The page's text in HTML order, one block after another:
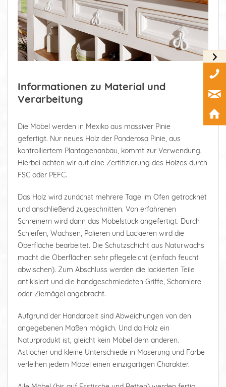
Informationen zu Material und
Verarbeitung
Die Möbel werden in Mexiko aus massiver Pinie
gefertigt. Nur neues Holz der Ponderosa Pinie, aus
kontrolliertem Plantagenanbau, kommt zur Verwendung.
Hierbei achten wir auf eine Zertifizierung des Holzes durch
FSC oder PEFC.
Das Holz wird zunächst mehrere Tage im Ofen getrocknet
und anschließend zugeschnitten. Von erfahrenen
Schreinern wird dann das Möbelstück angefertigt. Durch
Schleifen, Wachsen, Polieren und Lackieren wird die
Oberfläche bearbeitet. Die Schutzschicht aus Naturwachs
macht die Oberflächen sehr pflegeleicht (einfach feucht
abwischen). Zum Abschluss werden die lackierten Teile
antikisiert und die handgeschmiedeten Griffe, Scharniere
oder Ziernägel angebracht.
Aufgrund der Handarbeit sind Abweichungen von den
angegebenen Maßen möglich. Und da Holz ein
Naturprodukt ist, gleicht kein Möbel dem anderen.
Astlöcher und kleine Unterschiede in Maserung und Farbe
verleihen jedem Möbel einen einzigartigen Charakter.